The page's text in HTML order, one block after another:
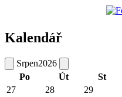
Kalendář
Srpen2026
Po
Út St
27
28 29